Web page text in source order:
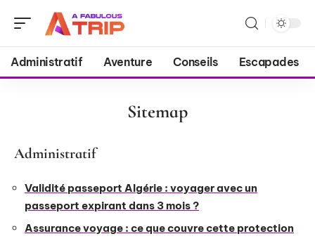
Administratif Aventure Conseils Escapades
Sitemap
Administratif
Validité passeport Algérie : voyager avec un
passeport expirant dans 3 mois ?
Assurance voyage : ce que couvre cette protection